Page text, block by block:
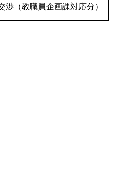
（教職員企画課対応分）